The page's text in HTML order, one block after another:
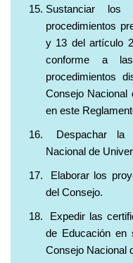
Sustanciar los
procedimientos
y 13 del artículo
conforme a
procedimientos
Consejo Nacional
en este
Despachar la
Nacional de
Elaborar los
del Consejo.
Expedir las
de Educación
Consejo Nacional